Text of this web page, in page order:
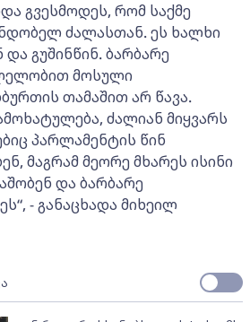
გვესმოდეს, რომ საქმე
ძალასთან. ეს ხალხი
გუშინწინ. ბარბარე
მოსული
თამაშით არ წავა.
ძალიან მიყვარს
პარლამენტის წინ
მაგრამ მეორე მხარეს ისინი
და ბარბარე
- განაცხადა მიხეილ